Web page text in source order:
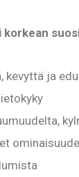
kevyttä ja